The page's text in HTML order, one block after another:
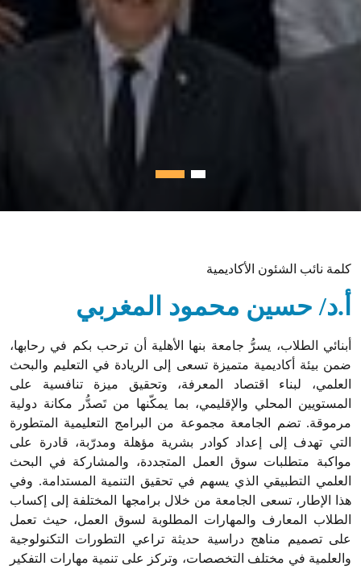
كلمة نائب الشئون الأكاديمية
أ.د/ حسين محمود المغربي
أبنائي الطلاب، يسرُّ جامعة بنها الأهلية أن ترحب بكم في رحابها،
ضمن بيئة أكاديمية متميزة تسعى إلى الريادة في التعليم والبحث
العلمي، لبناء اقتصاد المعرفة، وتحقيق ميزة تنافسية على
المستويين المحلي والإقليمي، بما يمكّنها من تَصدُّر مكانة دولية
مرموقة. تضم الجامعة مجموعة من البرامج التعليمية المتطورة
التي تهدف إلى إعداد كوادر بشرية مؤهلة ومدرّبة، قادرة على
مواكبة متطلبات سوق العمل المتجددة، والمشاركة في البحث
العلمي التطبيقي الذي يسهم في تحقيق التنمية المستدامة. وفي
هذا الإطار، تسعى الجامعة من خلال برامجها المختلفة إلى إكساب
الطلاب المعارف والمهارات المطلوبة لسوق العمل، حيث تعمل
على تصميم مناهج دراسية حديثة تراعي التطورات التكنولوجية
والعلمية في مختلف التخصصات، وتركز على تنمية مهارات التفكير